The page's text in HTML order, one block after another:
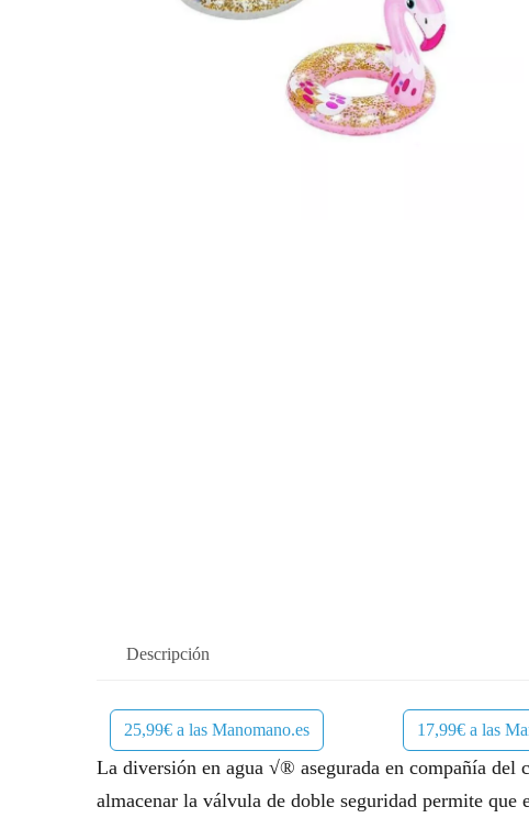
Descripción
25,99€ a las Manomano.es 17,99€ a las
La diversión en agua √® asegurada en compañía
almacenar la válvula de doble seguridad permite que